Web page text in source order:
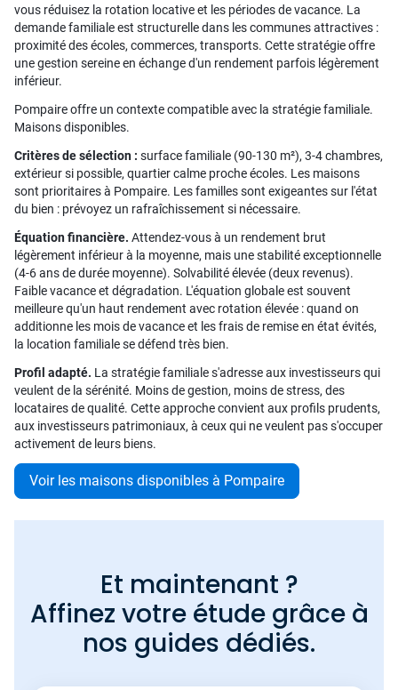
vous réduisez la rotation locative et les périodes de vacance. La
demande familiale est structurelle dans les communes attractives :
proximité des écoles, commerces, transports. Cette stratégie offre
une gestion sereine en échange d'un rendement parfois légèrement
inférieur.
Pompaire offre un contexte compatible avec la stratégie familiale.
Maisons disponibles.
Critères de sélection : surface familiale (90-130 m²), 3-4 chambres,
extérieur si possible, quartier calme proche écoles. Les maisons
sont prioritaires à Pompaire. Les familles sont exigeantes sur l'état
du bien : prévoyez un rafraîchissement si nécessaire.
Équation financière. Attendez-vous à un rendement brut
légèrement inférieur à la moyenne, mais une stabilité exceptionnelle
(4-6 ans de durée moyenne). Solvabilité élevée (deux revenus).
Faible vacance et dégradation. L'équation globale est souvent
meilleure qu'un haut rendement avec rotation élevée : quand on
additionne les mois de vacance et les frais de remise en état évités,
la location familiale se défend très bien.
Profil adapté. La stratégie familiale s'adresse aux investisseurs qui
veulent de la sérénité. Moins de gestion, moins de stress, des
locataires de qualité. Cette approche convient aux profils prudents,
aux investisseurs patrimoniaux, à ceux qui ne veulent pas s'occuper
activement de leurs biens.
Voir les maisons disponibles à Pompaire
Et maintenant ?
Affinez votre étude grâce à
nos guides dédiés.